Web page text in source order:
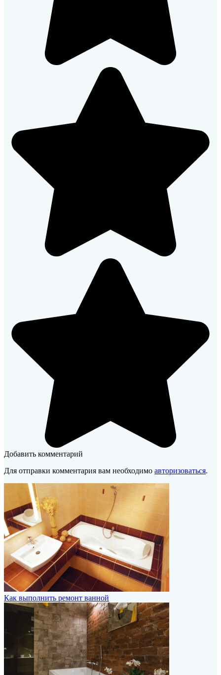
Добавить комментарий
Для отправки комментария вам необходимо авторизоваться.
Как выполнить ремонт ванной